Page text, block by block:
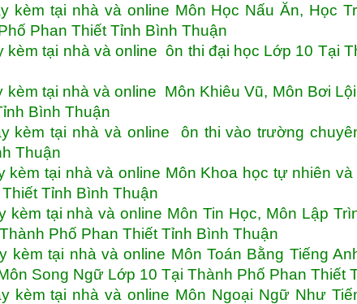
kèm tại nhà và online Môn Học Nấu Ăn, Học
Phan Thiết Tỉnh Bình Thuận
kèm tại nhà và online ôn thi đại học Lớp 10 Tại
kèm tại nhà và online Môn Khiêu Vũ, Môn Bơi
Bình Thuận
kèm tại nhà và online ôn thi vào trường
Thuận
kèm tại nhà và online Môn Khoa học tự nhiên
Tỉnh Bình Thuận
kèm tại nhà và online Môn Tin Học, Môn Lập
Phố Phan Thiết Tỉnh Bình Thuận
kèm tại nhà và online Môn Toán Bằng Tiếng
Song Ngữ Lớp 10 Tại Thành Phố Phan Thiết
kèm tại nhà và online Môn Ngoại Ngữ Như